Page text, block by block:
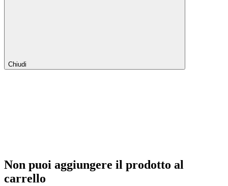
Chiudi
Non puoi aggiungere il prodotto al
carrello